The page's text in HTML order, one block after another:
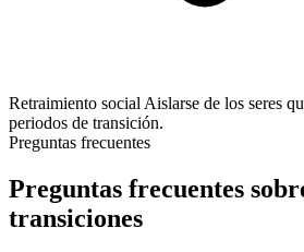
Retraimiento social Aislarse de los seres
periodos de transición.
Preguntas frecuentes
Preguntas frecuentes
transiciones